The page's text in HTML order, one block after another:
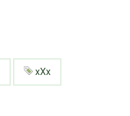
xXx